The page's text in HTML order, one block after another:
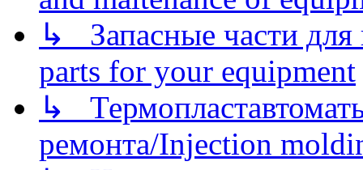
↳ Запасные части для
parts for your equipment
↳
ремонта/Injection